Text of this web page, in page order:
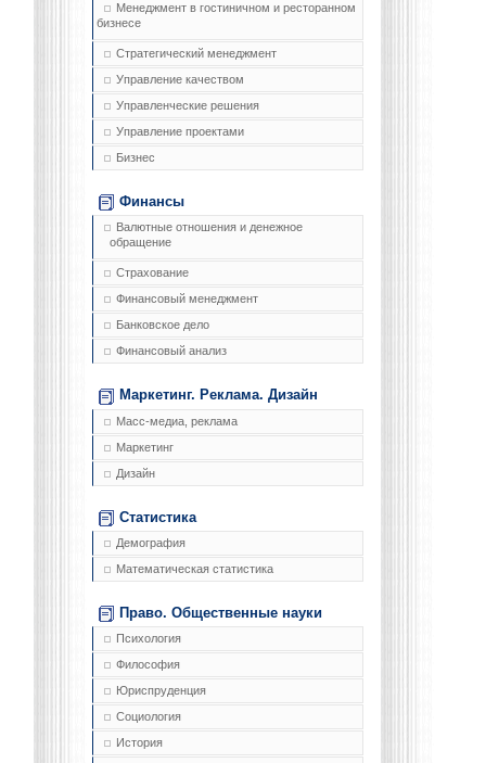
Менеджмент в гостиничном и ресторанном
бизнесе
Стратегический менеджмент
Управление качеством
Управленческие решения
Управление проектами
Бизнес
Финансы
Валютные отношения и денежное
обращение
Страхование
Финансовый менеджмент
Банковское дело
Финансовый анализ
Маркетинг. Реклама. Дизайн
Масс-медиа, реклама
Маркетинг
Дизайн
Статистика
Демография
Математическая статистика
Право. Общественные науки
Психология
Философия
Юриспруденция
Социология
История